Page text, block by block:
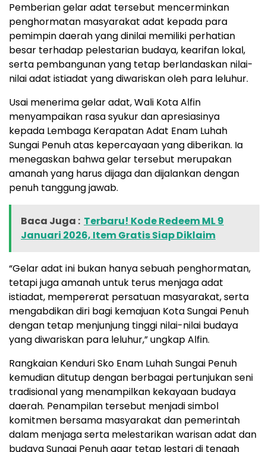
Pemberian gelar adat tersebut mencerminkan
penghormatan masyarakat adat kepada para
pemimpin daerah yang dinilai memiliki perhatian
besar terhadap pelestarian budaya, kearifan lokal,
serta pembangunan yang tetap berlandaskan nilai-
nilai adat istiadat yang diwariskan oleh para leluhur.
Usai menerima gelar adat, Wali Kota Alfin
menyampaikan rasa syukur dan apresiasinya
kepada Lembaga Kerapatan Adat Enam Luhah
Sungai Penuh atas kepercayaan yang diberikan. Ia
menegaskan bahwa gelar tersebut merupakan
amanah yang harus dijaga dan dijalankan dengan
penuh tanggung jawab.
Baca Juga : Terbaru! Kode Redeem ML 9
Januari 2026, Item Gratis Siap Diklaim
“Gelar adat ini bukan hanya sebuah penghormatan,
tetapi juga amanah untuk terus menjaga adat
istiadat, mempererat persatuan masyarakat, serta
mengabdikan diri bagi kemajuan Kota Sungai Penuh
dengan tetap menjunjung tinggi nilai-nilai budaya
yang diwariskan para leluhur,” ungkap Alfin.
Rangkaian Kenduri Sko Enam Luhah Sungai Penuh
kemudian ditutup dengan berbagai pertunjukan seni
tradisional yang menampilkan kekayaan budaya
daerah. Penampilan tersebut menjadi simbol
komitmen bersama masyarakat dan pemerintah
dalam menjaga serta melestarikan warisan adat dan
budaya Sungai Penuh agar tetap lestari di tengah